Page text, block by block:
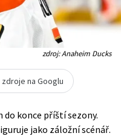
zdroj: Anaheim Ducks
na Googlu
do konce příští sezony.
jako záložní scénář.